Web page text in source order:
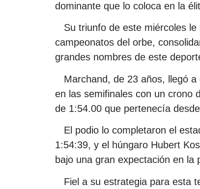
dominante que lo coloca en la
Su triunfo de este miércoles le
campeonatos del orbe,
grandes nombres de este
Marchand, de 23 años, llegó a
en las semifinales con un crono
de 1:54.00 que pertenecía
El podio lo completaron el
1:54:39, y el húngaro Hubert
bajo una gran expectación en la
Fiel a su estrategia para esta